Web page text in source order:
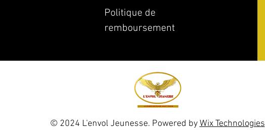
Politique de
remboursement
© 2024 L'envol Jeunesse. Powered byWix Technologies